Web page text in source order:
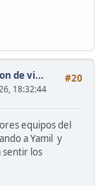
#20
de vi...
18:32:44
equipos del
a Yamil y
sentir los